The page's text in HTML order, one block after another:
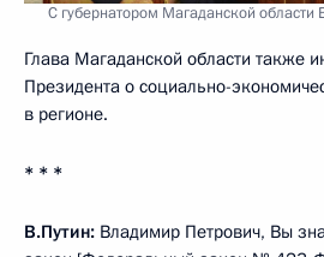
С губернатором Магаданской
Глава Магаданской области также
Президента о социально-
в регионе.
* * *
В.Путин: Владимир Петрович, Вы